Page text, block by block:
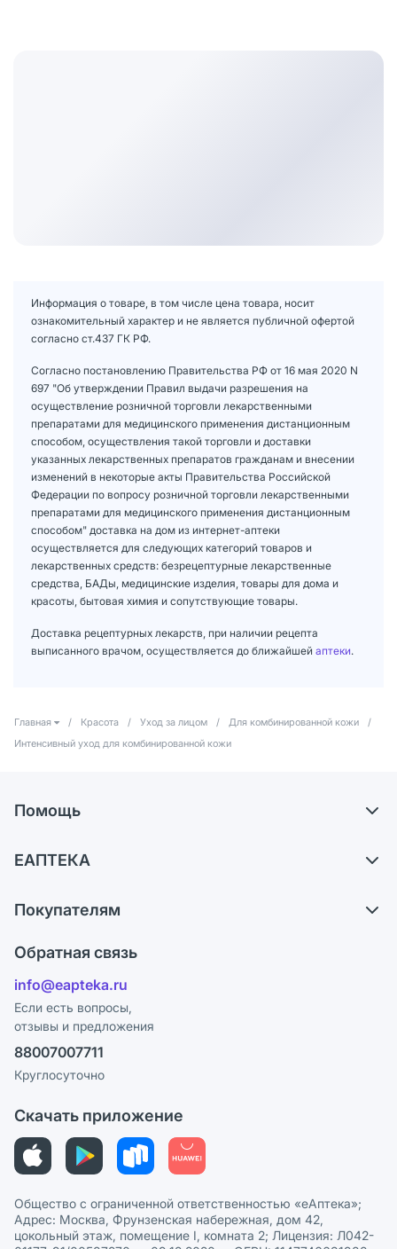
Информация о товаре, в том числе цена товара, носит
ознакомительный характер и не является публичной офертой
согласно ст.437 ГК РФ.
Согласно постановлению Правительства РФ от 16 мая 2020 N
697 "Об утверждении Правил выдачи разрешения на
осуществление розничной торговли лекарственными
препаратами для медицинского применения дистанционным
способом, осуществления такой торговли и доставки
указанных лекарственных препаратов гражданам и внесении
изменений в некоторые акты Правительства Российской
Федерации по вопросу розничной торговли лекарственными
препаратами для медицинского применения дистанционным
способом" доставка на дом из интернет-аптеки
осуществляется для следующих категорий товаров и
лекарственных средств: безрецептурные лекарственные
средства, БАДы, медицинские изделия, товары для дома и
красоты, бытовая химия и сопутствующие товары.
Доставка рецептурных лекарств, при наличии рецепта
выписанного врачом, осуществляется до ближайшей аптеки.
Главная / Красота / Уход за лицом / Для комбинированной кожи
/
Интенсивный уход для комбинированной кожи
Помощь
Самовывоз из аптек
Ответы на вопросы
Блог
ЕАПТЕКА
Карьера
Поставщики
Лицензия
Реклама на сайте
Ваши товары на ЕАПТЕКЕ
Покупателям
Программа СберСпасибо
Политика конфиденциальности
Пользовательское соглашение
Политика рекомендаций
Этика и соответствие
Политика в отношении обработки персональных данных
Обратная связь
info@eapteka.ru
Если есть вопросы,
отзывы и предложения
88007007711
Круглосуточно
Скачать приложение
Общество с ограниченной ответственностью «еАптека»;
Адрес: Москва, Фрунзенская набережная, дом 42,
цокольный этаж, помещение I, комната 2; Лицензия: Л042-